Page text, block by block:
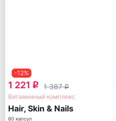
-12%
1 221 q 1 387q
Витаминный комплекс
Hair, Skin & Nails
60 капсул